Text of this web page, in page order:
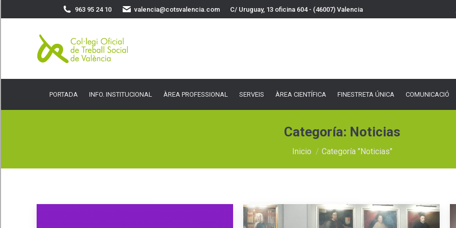
963 95 24 10 valencia@cotsvalencia.com C/ Uruguay, 13 oficina 604 - (46007) Valencia
PORTADA INFO. INSTITUCIONAL ÀREA PROFESSIONAL SERVEIS ÀREA CIENTÍFICA FINESTRETA ÚNICA COMUNICACIÓ
Categoría: Noticias
Estás aquí:
Inicio Categoría "Noticias"
ÀREA PROFESSIONAL ÀREA CIENTÍFICA FINESTRETA ÚNICA